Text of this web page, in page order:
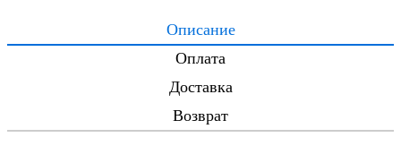
Описание
Оплата
Доставка
Возврат